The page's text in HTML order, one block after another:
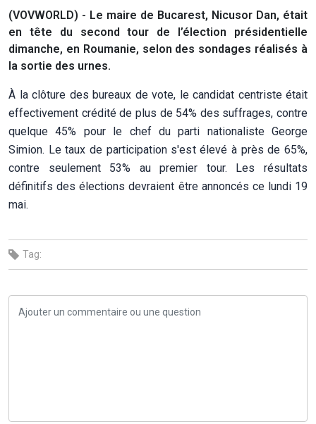
(VOVWORLD) - Le maire de Bucarest, Nicusor Dan, était
en tête du second tour de l’élection présidentielle
dimanche, en Roumanie, selon des sondages réalisés à
la sortie des urnes.
À la clôture des bureaux de vote, le candidat centriste était
effectivement crédité de plus de 54% des suffrages, contre
quelque 45% pour le chef du parti nationaliste George
Simion. Le taux de participation s'est élevé à près de 65%,
contre seulement 53% au premier tour. Les résultats
définitifs des élections devraient être annoncés ce lundi 19
mai.
Tag: